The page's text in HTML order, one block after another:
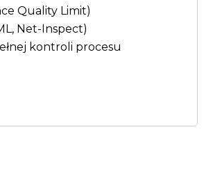
Quality Limit)
Net-Inspect)
kontroli procesu